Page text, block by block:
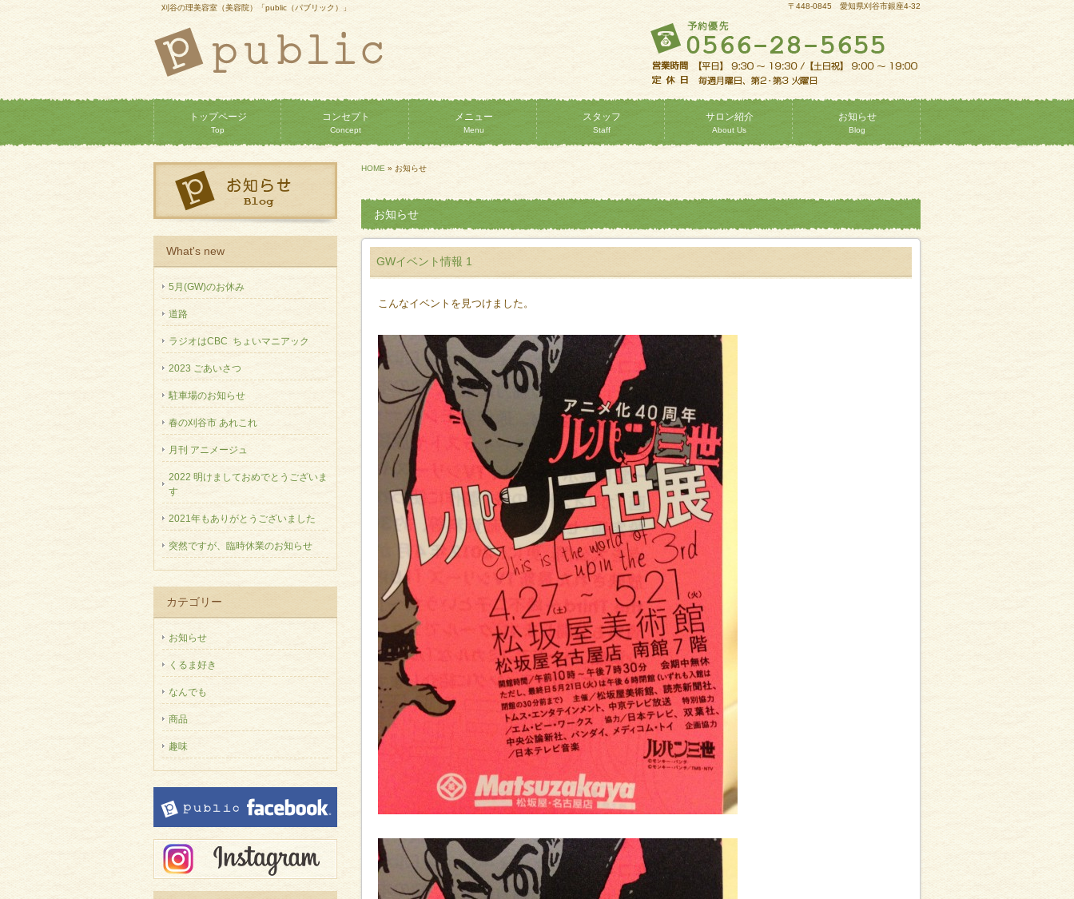
刈谷の理美容室（美容院）「public（パブリック）」 〒448-0845 愛知県刈谷市銀座4-32
トップページ
Top
コンセプト
Concept
メニュー
Menu
スタッフ
Staff
サロン紹介
About Us
お知らせ
Blog
HOME » お知らせ
お知らせ
GWイベント情報 1
こんなイベントを見つけました。
What's new
5月(GW)のお休み
道路
ラジオはCBC ちょいマニアック
2023 ごあいさつ
駐車場のお知らせ
春の刈谷市 あれこれ
月刊 アニメージュ
2022 明けましておめでとうございま
す
2021年もありがとうございました
突然ですが、臨時休業のお知らせ
カテゴリー
お知らせ
くるま好き
なんでも
商品
趣味